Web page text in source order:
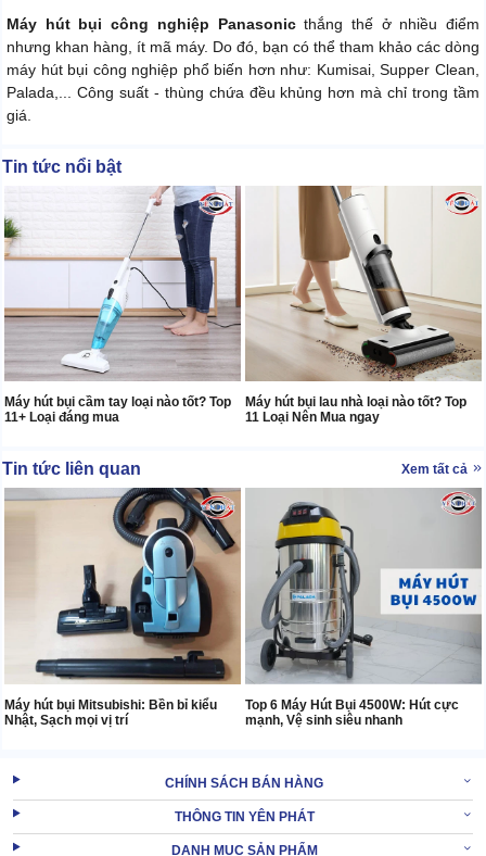
Máy hút bụi công nghiệp Panasonicthắng thế ở nhiều điểm
nhưng khan hàng, ít mã máy. Do đó, bạn có thể tham khảo các dòng
máy hút bụi công nghiệp phổ biến hơn như: Kumisai, Supper Clean,
Palada,... Công suất - thùng chứa đều khủng hơn mà chỉ trong tầm
giá.
Tin tức nổi bật
Máy hút bụi cầm tay loại nào tốt? Top
11+ Loại đáng mua
Máy hút bụi lau nhà loại nào tốt? Top
11 Loại Nên Mua ngay
Tin tức liên quan Xem tất cả
Máy hút bụi Mitsubishi: Bền bỉ kiểu
Nhật, Sạch mọi vị trí
Top 6 Máy Hút Bụi 4500W: Hút cực
mạnh, Vệ sinh siêu nhanh
CHÍNH SÁCH BÁN HÀNG
THÔNG TIN YÊN PHÁT
DANH MỤC SẢN PHẨM